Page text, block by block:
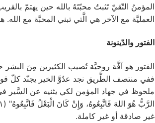
المؤمنُ التّقيّ تَثبتُ محبّتَهُ بالله حين يهتمّ
العمليَّة مع الآخر هي الَّتي تبني المحبَّة مع
الفتور والدّينونة
الفتور هو آفَّة روحيَّة تُصيب الكثيرين مِنَ البشر
ففي منتصف الطَّريق نجد عدُوَّ الخير يجنّد كلّ
ملحوظ في جهاد المؤمن لكي يثنيه عن السَّير
غير صادقة أو غير كاملة.